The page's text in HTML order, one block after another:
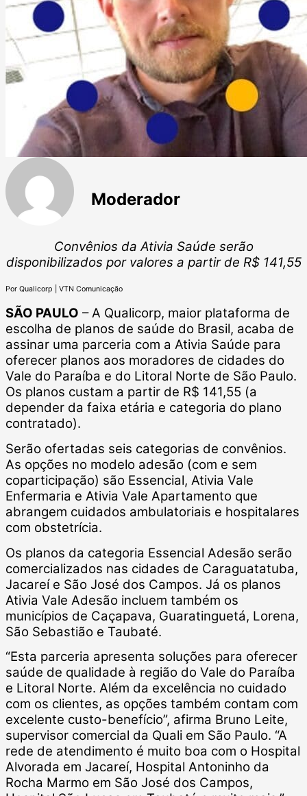
Moderador
Convênios da Ativia Saúde serão
disponibilizados por valores a partir de R$ 141,55
Por Qualicorp | VTN Comunicação
SÃO PAULO – A Qualicorp, maior plataforma de
escolha de planos de saúde do Brasil, acaba de
assinar uma parceria com a Ativia Saúde para
oferecer planos aos moradores de cidades do
Vale do Paraíba e do Litoral Norte de São Paulo.
Os planos custam a partir de R$ 141,55 (a
depender da faixa etária e categoria do plano
contratado).
Serão ofertadas seis categorias de convênios.
As opções no modelo adesão (com e sem
coparticipação) são Essencial, Ativia Vale
Enfermaria e Ativia Vale Apartamento que
abrangem cuidados ambulatoriais e hospitalares
com obstetrícia.
Os planos da categoria Essencial Adesão serão
comercializados nas cidades de Caraguatatuba,
Jacareí e São José dos Campos. Já os planos
Ativia Vale Adesão incluem também os
municípios de Caçapava, Guaratinguetá, Lorena,
São Sebastião e Taubaté.
“Esta parceria apresenta soluções para oferecer
saúde de qualidade à região do Vale do Paraíba
e Litoral Norte. Além da excelência no cuidado
com os clientes, as opções também contam com
excelente custo-benefício”, afirma Bruno Leite,
supervisor comercial da Quali em São Paulo. “A
rede de atendimento é muito boa com o Hospital
Alvorada em Jacareí, Hospital Antoninho da
Rocha Marmo em São José dos Campos,